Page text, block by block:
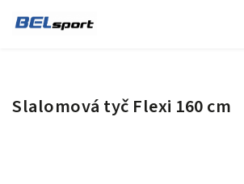
Slalomová tyč Flexi 160 cm